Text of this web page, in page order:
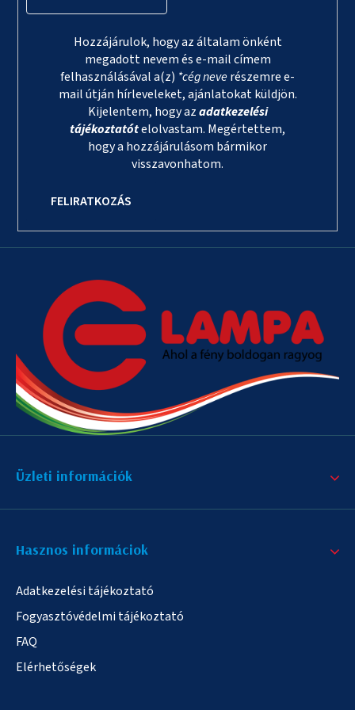
Hozzájárulok, hogy az általam önként
megadott nevem és e-mail címem
felhasználásával a(z) *cég neverészemre e-
mail útján hírleveleket, ajánlatokat küldjön.
Kijelentem, hogy azadatkezelési
tájékoztatótelolvastam. Megértettem,
hogy a hozzájárulásom bármikor
visszavonhatom.
FELIRATKOZÁS
Üzleti információk
Hasznos informáciok
Adatkezelési tájékoztató
Fogyasztóvédelmi tájékoztató
FAQ
Elérhetőségek